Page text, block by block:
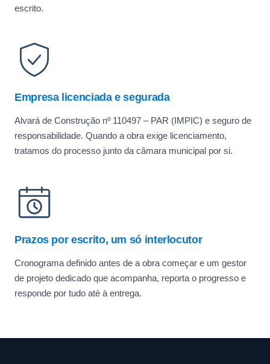
escrito.
Empresa licenciada e segurada
Alvará de Construção nº 110497 – PAR (IMPIC) e seguro de
responsabilidade. Quando a obra exige licenciamento,
tratamos do processo junto da câmara municipal por si.
Prazos por escrito, um só interlocutor
Cronograma definido antes de a obra começar e um gestor
de projeto dedicado que acompanha, reporta o progresso e
responde por tudo até à entrega.